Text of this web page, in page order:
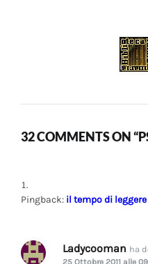
32 COMMENTS ON
Pingback: il tempo di
Ladycooman ha
25 Ottobre 2011 alle